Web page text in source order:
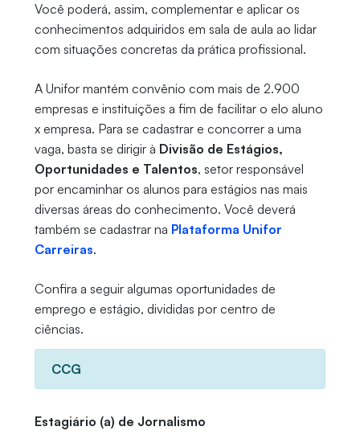
Você poderá, assim, complementar e aplicar os
conhecimentos adquiridos em sala de aula ao lidar
com situações concretas da prática profissional.
A Unifor mantém convênio com mais de 2.900
empresas e instituições a fim de facilitar o elo aluno
x empresa. Para se cadastrar e concorrer a uma
vaga, basta se dirigir à Divisão de Estágios,
Oportunidades e Talentos, setor responsável
por encaminhar os alunos para estágios nas mais
diversas áreas do conhecimento. Você deverá
também se cadastrar na Plataforma Unifor
Carreiras.
Confira a seguir algumas oportunidades de
emprego e estágio, divididas por centro de
ciências.
CCG
Estagiário (a) de Jornalismo